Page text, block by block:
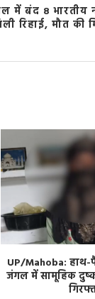
में बंद 8 भारतीय
रिहाई, मौत की
UP/Mahoba: हाथ-
जंगल में सामूहिक